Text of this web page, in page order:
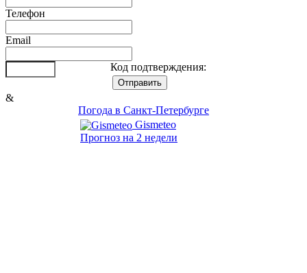
Телефон
Email
Код подтверждения:
&
Погода в Санкт-Петербурге
Gismeteo
Прогноз на 2 недели